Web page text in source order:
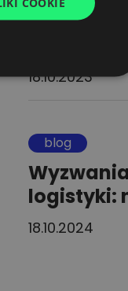
18.10.2023
blog
logistyki:
18.10.2024
FRENCH